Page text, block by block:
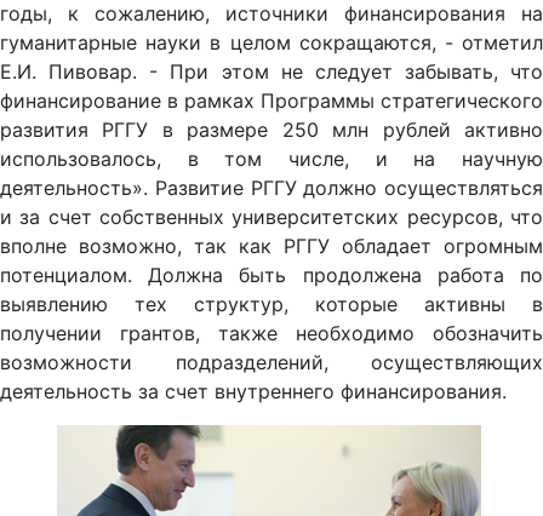
годы, к сожалению, источники финансирования на
гуманитарные науки в целом сокращаются, - отметил
Е.И. Пивовар. - При этом не следует забывать, что
финансирование в рамках Программы стратегического
развития РГГУ в размере 250 млн рублей активно
использовалось, в том числе, и на научную
деятельность». Развитие РГГУ должно осуществляться
и за счет собственных университетских ресурсов, что
вполне возможно, так как РГГУ обладает огромным
потенциалом. Должна быть продолжена работа по
выявлению тех структур, которые активны в
получении грантов, также необходимо обозначить
возможности подразделений, осуществляющих
деятельность за счет внутреннего финансирования.